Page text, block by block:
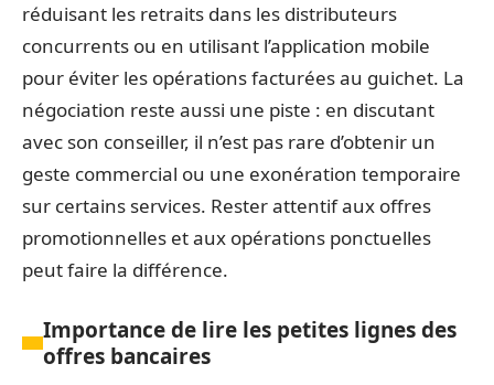
réduisant les retraits dans les distributeurs
concurrents ou en utilisant l’application mobile
pour éviter les opérations facturées au guichet. La
négociation reste aussi une piste : en discutant
avec son conseiller, il n’est pas rare d’obtenir un
geste commercial ou une exonération temporaire
sur certains services. Rester attentif aux offres
promotionnelles et aux opérations ponctuelles
peut faire la différence.
Importance de lire les petites lignes des
offres bancaires